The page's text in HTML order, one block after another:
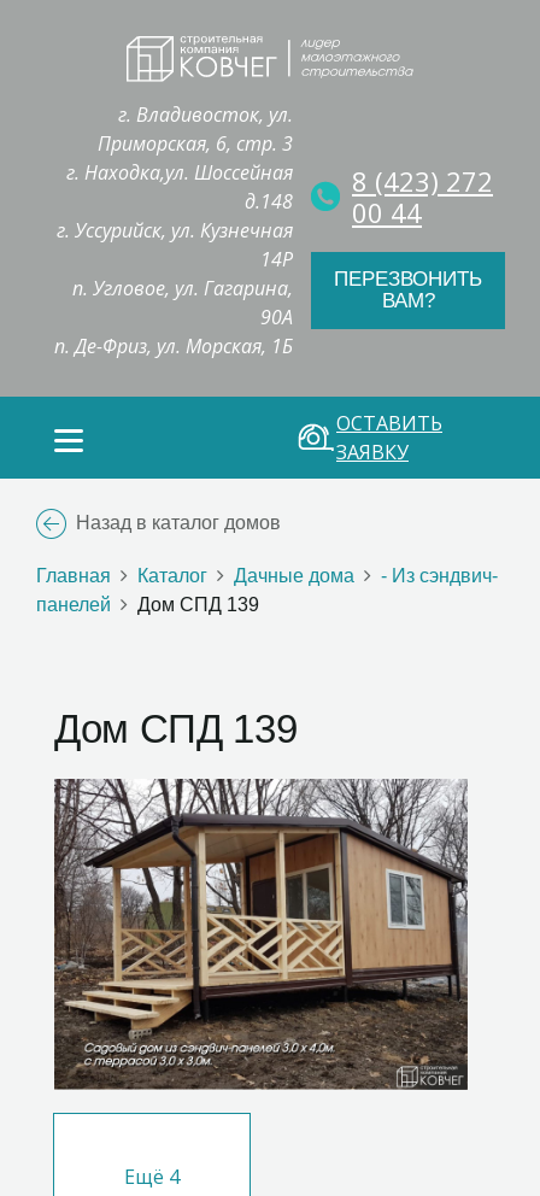
г. Владивосток, ул.
Приморская, 6, стр. 3
г. Находка,ул. Шоссейная
д.148
г. Уссурийск, ул. Кузнечная
14Р
п. Угловое, ул. Гагарина,
90А
п. Де-Фриз, ул. Морская, 1Б
8 (423) 272
00 44
ПЕРЕЗВОНИТЬ
ВАМ?
ОСТАВИТЬ
ЗАЯВКУ
Назад в каталог домов
Главная Каталог Дачные дома
- Из сэндвич-
панелей
Дом СПД 139
Дом СПД 139
Ещё 4